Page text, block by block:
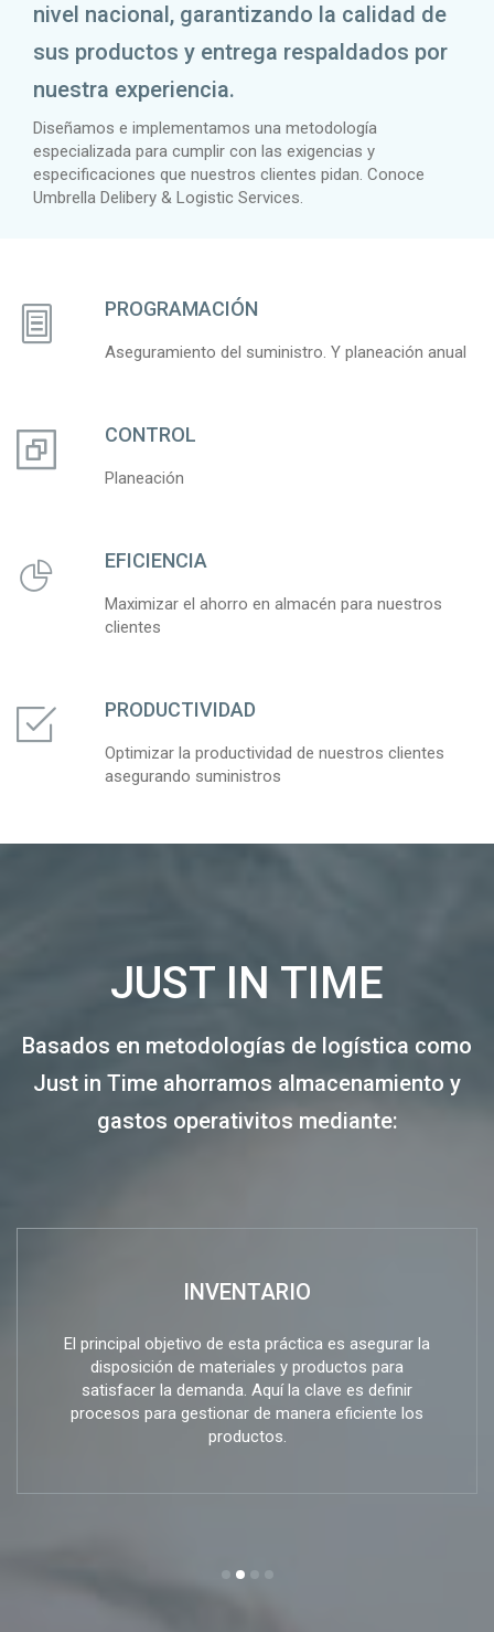
nivel nacional, garantizando la calidad de
sus productos y entrega respaldados por
nuestra experiencia.
Diseñamos e implementamos una metodología
especializada para cumplir con las exigencias y
especificaciones que nuestros clientes pidan. Conoce
Umbrella Delibery & Logistic Services.
PROGRAMACIÓN
Aseguramiento del suministro. Y planeación anual
CONTROL
Planeación
EFICIENCIA
Maximizar el ahorro en almacén para nuestros
clientes
PRODUCTIVIDAD
Optimizar la productividad de nuestros clientes
asegurando suministros
JUST IN TIME
Basados en metodologías de logística como
Just in Time ahorramos almacenamiento y
gastos operativitos mediante:
INVENTARIO
El principal objetivo de esta práctica es asegurar la
disposición de materiales y productos para
satisfacer la demanda. Aquí la clave es definir
procesos para gestionar de manera eficiente los
productos.